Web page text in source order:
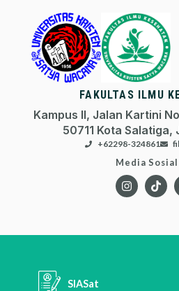
FAKULTAS ILMU
Kampus II, Jalan Kartini
50711 Kota Salatiga,
+62298-324861
Media Sosial
SIASat